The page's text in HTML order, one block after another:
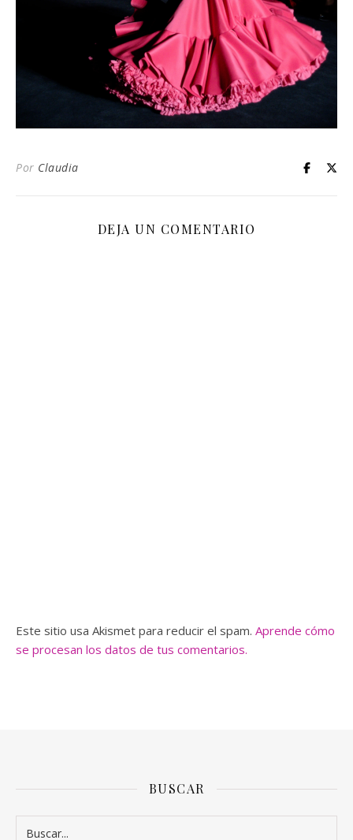
Por Claudia
DEJA UN COMENTARIO
Este sitio usa Akismet para reducir el spam. Aprende cómo
se procesan los datos de tus comentarios.
BUSCAR